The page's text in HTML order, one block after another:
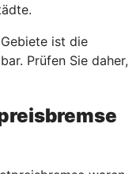
ist die
Prüfen Sie daher,